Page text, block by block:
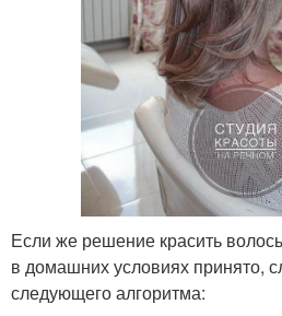
Если же решение красить
в домашних условиях принято,
следующего алгоритма: